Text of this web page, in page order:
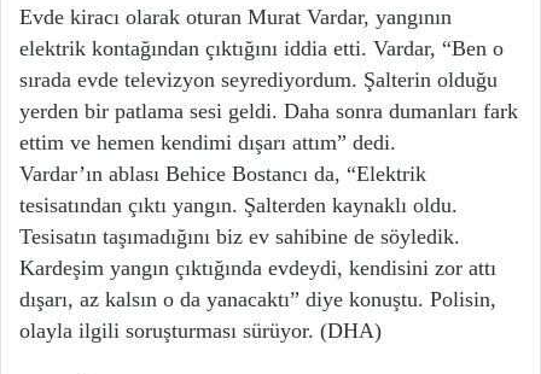
Evde kiracı olarak oturan Murat Vardar, yangının
elektrik kontağından çıktığını iddia etti. Vardar, “Ben o
sırada evde televizyon seyrediyordum. Şalterin olduğu
yerden bir patlama sesi geldi. Daha sonra dumanları fark
ettim ve hemen kendimi dışarı attım” dedi.
Vardar’ın ablası Behice Bostancı da, “Elektrik
tesisatından çıktı yangın. Şalterden kaynaklı oldu.
Tesisatın taşımadığını biz ev sahibine de söyledik.
Kardeşim yangın çıktığında evdeydi, kendisini zor attı
dışarı, az kalsın o da yanacaktı” diye konuştu. Polisin,
olayla ilgili soruşturması sürüyor. (DHA)